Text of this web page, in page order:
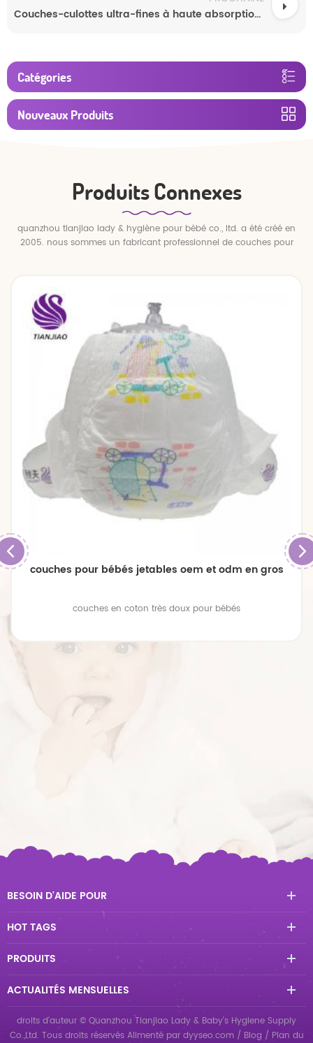
Couches-culottes ultra-fines à haute absorption pour bébés, fourniture directe par le fabricant pour nourrissons
Catégories
Nouveaux Produits
Produits Connexes
quanzhou tianjiao lady & hygiène pour bébé co., ltd. a été créé en
2005. nous sommes un fabricant professionnel de couches pour
couches pour bébés jetables oem et odm en gros
couches en coton très doux pour bébés
BESOIN D'AIDE POUR
HOT TAGS
PRODUITS
ACTUALITÉS MENSUELLES
droits d'auteur © Quanzhou Tianjiao Lady & Baby's Hygiene Supply
Co.,Ltd. Tous droits réservés Alimenté par dyyseo.com / Blog / Plan du